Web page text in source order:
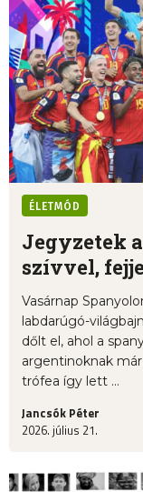
ÉLETMÓD
Jegyzetek
szívvel,
Vasárnap
labdarúgó-
dőlt el, ahol a
argentinoknak
trófea így lett ...
Jancsók Péter
2026. július 21.